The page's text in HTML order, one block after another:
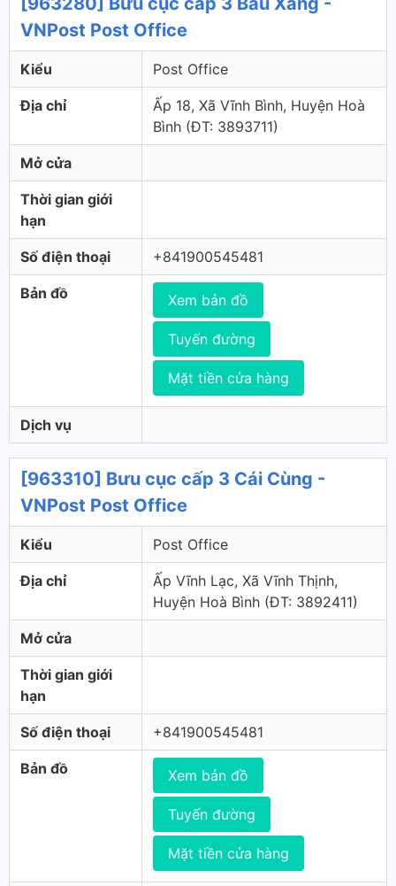
VNPost Post Office
Kiểu Post Office
Địa chỉ
Ấp 18, Xã Vĩnh Bình, Huyện Hoà
Bình (ÐT: 3893711)
Mở cửa
Thời gian giới
hạn
Số điện thoại +841900545481
Bản đồ Xem bản đồ
Tuyến đường
Mặt tiền cửa hàng
Dịch vụ
[963310] Bưu cục cấp 3 Cái Cùng -
VNPost Post Office
Kiểu Post Office
Địa chỉ
Ấp Vĩnh Lạc, Xã Vĩnh Thịnh,
Huyện Hoà Bình (ÐT: 3892411)
Mở cửa
Thời gian giới
hạn
Số điện thoại +841900545481
Bản đồ Xem bản đồ
Tuyến đường
Mặt tiền cửa hàng